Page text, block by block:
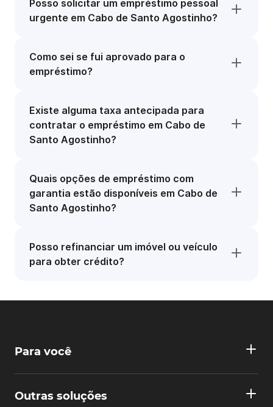
Posso solicitar um empréstimo pessoal
urgente em Cabo de Santo Agostinho?
Como sei se fui aprovado para o
empréstimo?
Existe alguma taxa antecipada para
contratar o empréstimo em Cabo de
Santo Agostinho?
Quais opções de empréstimo com
garantia estão disponíveis em Cabo de
Santo Agostinho?
Posso refinanciar um imóvel ou veículo
para obter crédito?
Para você
Outras soluções